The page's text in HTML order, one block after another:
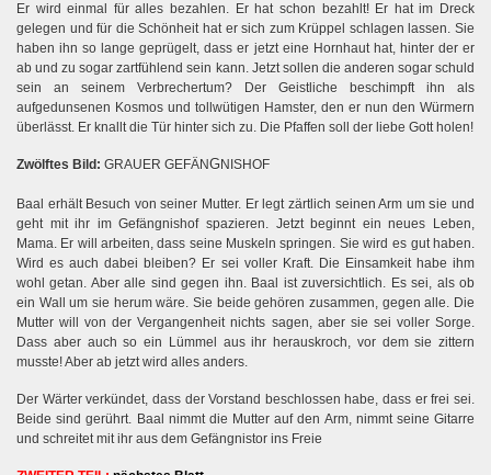
Er wird einmal für alles bezahlen. Er hat schon bezahlt! Er hat im Dreck
gelegen und für die Schönheit hat er sich zum Krüppel schlagen lassen. Sie
haben ihn so lange geprügelt, dass er jetzt eine Hornhaut hat, hinter der er
ab und zu sogar zartfühlend sein kann. Jetzt sollen die anderen sogar schuld
sein an seinem Verbrechertum? Der Geistliche beschimpft ihn als
aufgedunsenen Kosmos und tollwütigen Hamster, den er nun den Würmern
überlässt. Er knallt die Tür hinter sich zu. Die Pfaffen soll der liebe Gott holen!
Zwölftes Bild: GRAUER GEFÄNGNISHOF
Baal erhält Besuch von seiner Mutter. Er legt zärtlich seinen Arm umsie und
geht mit ihr im Gefängnishof spazieren. Jetzt beginnt ein neues Leben,
Mama. Er will arbeiten, dass seine Muskeln springen. Sie wird es gut haben.
Wird es auch dabei bleiben? Er sei voller Kraft. Die Einsamkeit habe ihm
wohl getan. Aber alle sind gegen ihn. Baal ist zuversichtlich. Es sei, als ob
ein Wall um sie herum wäre. Sie beide gehören zusammen, gegen alle. Die
Mutter will von der Vergangenheit nichts sagen, aber sie sei voller Sorge.
Dass aber auch so ein Lümmel aus ihr herauskroch, vor dem sie zittern
musste! Aber ab jetzt wird alles anders.
Der Wärter verkündet, dass der Vorstand beschlossen habe, dass er frei sei.
Beide sind gerührt. Baal nimmt die Mutter auf den Arm, nimmt seine Gitarre
und schreitet mit ihr aus dem Gefängnistor ins Freie